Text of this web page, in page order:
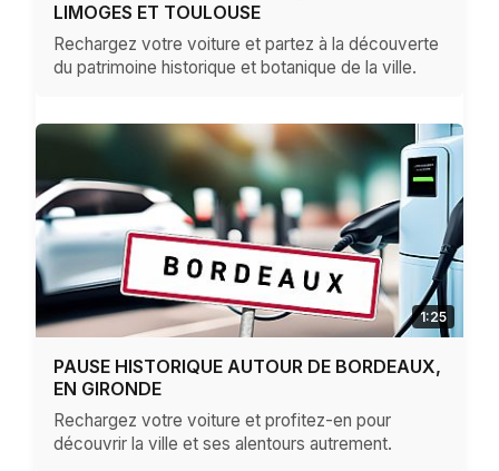
LIMOGES ET TOULOUSE
Rechargez votre voiture et partez à la découverte
du patrimoine historique et botanique de la ville.
1:25
PAUSE HISTORIQUE AUTOUR DE BORDEAUX,
EN GIRONDE
Rechargez votre voiture et profitez-en pour
découvrir la ville et ses alentours autrement.